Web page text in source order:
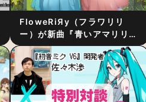
FloweRiЯy（フラワリリ
ー）が新曲『青いアマリリ
ス』をリリース！1stアルバ
ム詳細も発表